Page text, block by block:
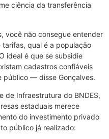
ciência da transferência
você não consegue entender
qual é a população
ideal é que se subsidie
cadastros confiáveis
público — disse Gonçalves.
de Infraestrutura do BNDES,
estaduais merece
do investimento privado
público já realizado: